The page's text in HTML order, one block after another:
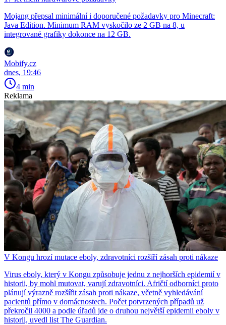
Mojang přepsal minimální i doporučené požadavky pro Minecraft:
Java Edition. Minimum RAM vyskočilo ze 2 GB na 8, u
integrované grafiky dokonce na 12 GB.
Mobify.cz
dnes, 19:46
4 min
Reklama
V Kongu hrozí mutace eboly, zdravotníci rozšíří zásah proti nákaze
Virus eboly, který v Kongu způsobuje jednu z nejhorších epidemií v
historii, by mohl mutovat, varují zdravotníci. Afričtí odborníci proto
plánují výrazně rozšířit zásah proti nákaze, včetně vyhledávání
pacientů přímo v domácnostech. Počet potvrzených případů už
překročil 4000 a podle úřadů jde o druhou největší epidemii eboly v
historii, uvedl list The Guardian.